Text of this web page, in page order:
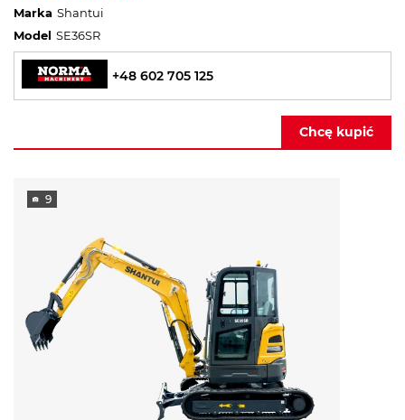
Marka Shantui
Model SE36SR
+48 602 705 125
Chcę kupić
9